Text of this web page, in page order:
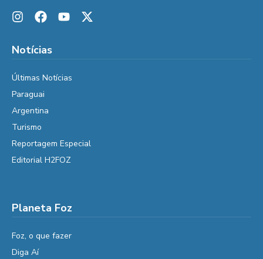
Notícias
Últimas Notícias
Paraguai
Argentina
Turismo
Reportagem Especial
Editorial H2FOZ
Planeta Foz
Foz, o que fazer
Diga Aí